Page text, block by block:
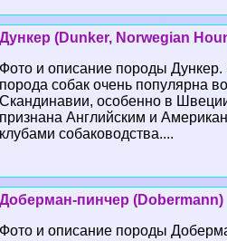
Дункер (Dunker, Norwegian
Фото и описание породы Дункер.
порода собак очень популярна
Скандинавии, особенно в
признана Английским и
клубами собаководства....
Доберман-пинчер (Dobermann)
Фото и описание породы